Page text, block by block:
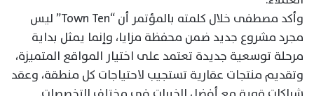
وأكد مصطفى خلال كلمته بالمؤتمر أن “Town Ten” ليس
مجرد مشروع جديد ضمن محفظة مزايا، وإنما يمثل بداية
مرحلة توسعية جديدة تعتمد على اختيار المواقع المتميزة،
وتقديم منتجات عقارية تستجيب لاحتياجات كل منطقة، وعقد